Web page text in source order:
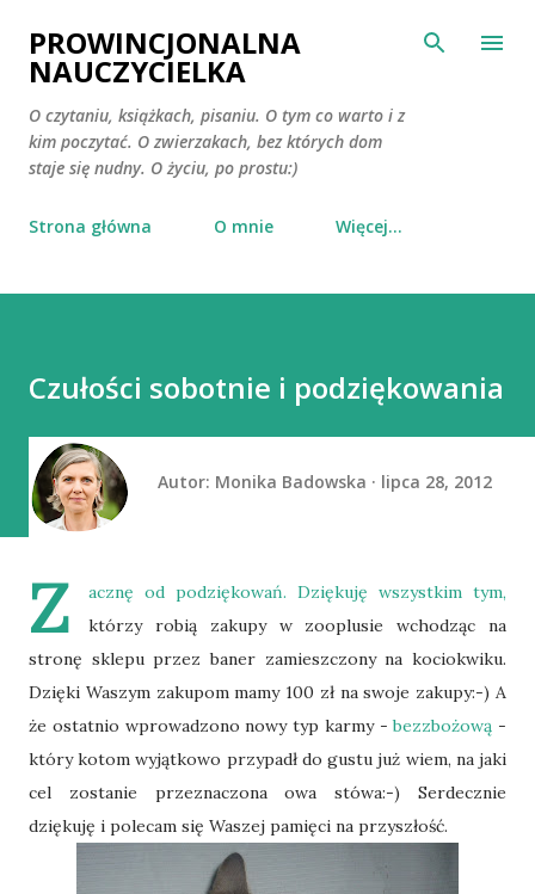
Przejdź do głównej zawartości
PROWINCJONALNA
NAUCZYCIELKA
O czytaniu, książkach, pisaniu. O tym co warto i z
kim poczytać. O zwierzakach, bez których dom
staje się nudny. O życiu, po prostu:)
Strona główna O mnie Więcej…
Czułości sobotnie i podziękowania
Autor: Monika Badowska lipca 28, 2012
Z
acznę od podziękowań. Dziękuję wszystkim tym,
którzy robią zakupy w zooplusie wchodząc na
stronę sklepu przez baner zamieszczony na kociokwiku.
Dzięki Waszym zakupom mamy 100 zł na swoje zakupy:-) A
że ostatnio wprowadzono nowy typ karmy -bezzbożową -
który kotom wyjątkowo przypadł do gustu już wiem, na jaki
cel zostanie przeznaczona owa stówa:-) Serdecznie
dziękuję i polecam się Waszej pamięci na przyszłość.